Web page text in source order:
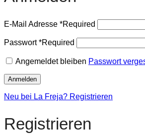
E-Mail Adresse *Required
Passwort*Required
Angemeldet bleiben Passwort
Anmelden
Neu bei La Freja? Registrieren
Registrieren